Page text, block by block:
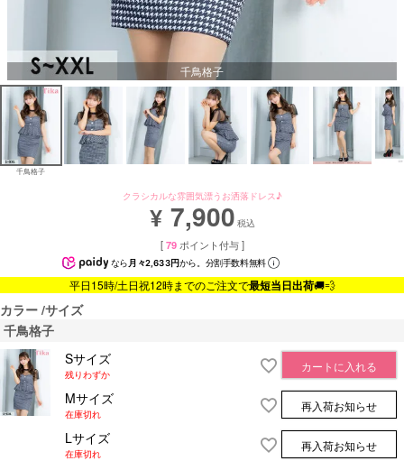
千鳥格子
千鳥格子
クラシカルな雰囲気漂うお洒落ドレス♪
¥ 7,900 税込
[ 79 ポイント付与 ]
なら月々2,633円から。分割手数料無料
平日15時/土日祝12時までのご注文で最短当日出荷🚚💨
カラー サイズ
千鳥格子
Sサイズ
残りわずか
カートに入れる
Mサイズ
在庫切れ
再入荷お知らせ
Lサイズ
在庫切れ
再入荷お知らせ